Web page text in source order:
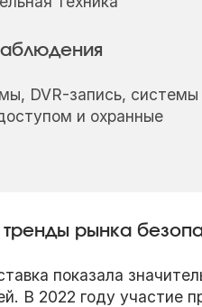
DVR-запись, системы
и охранные
тренды рынка
показала
В 2022 году участие